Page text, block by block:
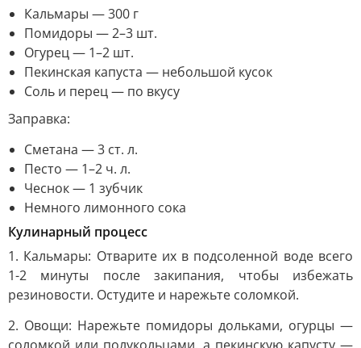
Кальмары — 300 г
Помидоры — 2–3 шт.
Огурец — 1–2 шт.
Пекинская капуста — небольшой кусок
Соль и перец — по вкусу
Заправка:
Сметана — 3 ст. л.
Песто — 1–2 ч. л.
Чеснок — 1 зубчик
Немного лимонного сока
Кулинарный процесс
1. Кальмары: Отварите их в подсоленной воде всего
1-2 минуты после закипания, чтобы избежать
резиновости. Остудите и нарежьте соломкой.
2. Овощи: Нарежьте помидоры дольками, огурцы —